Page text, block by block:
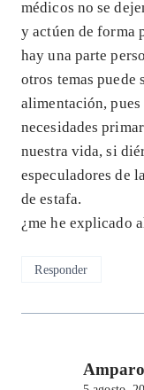
médicos no se
y actúen de forma
hay una parte
otros temas puede
alimentación, pues
necesidades
nuestra vida, si
especuladores de
de estafa.
¿me he explicado
Responder
Amparo